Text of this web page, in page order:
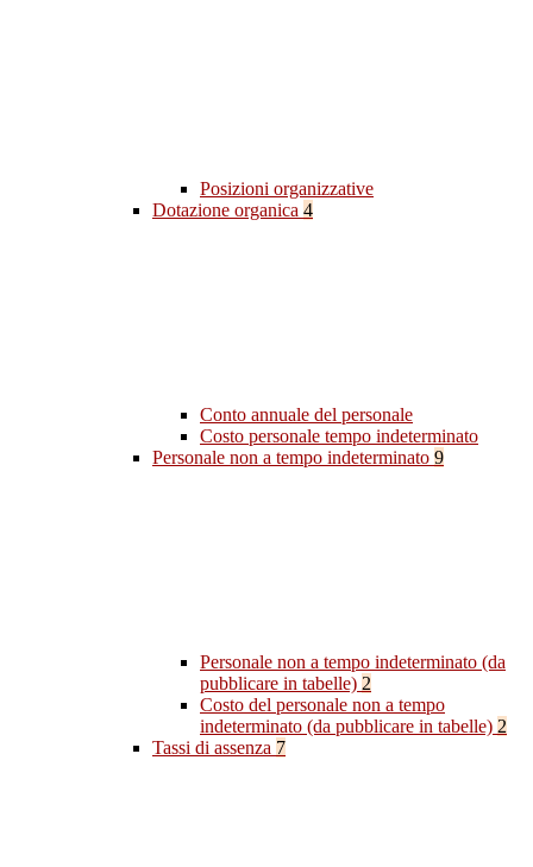
Posizioni organizzative
Dotazione organica 4
Conto annuale del personale
Costo personale tempo indeterminato
Personale non a tempo indeterminato 9
Personale non a tempo indeterminato (da
pubblicare in tabelle) 2
Costo del personale non a tempo
indeterminato (da pubblicare in tabelle) 2
Tassi di assenza 7